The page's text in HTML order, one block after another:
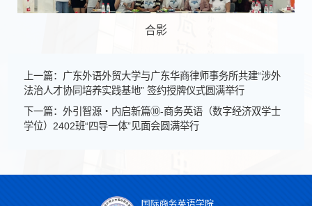
合影
上一篇：广东外语外贸大学与广东华商律师事务所共建“涉外
法治人才协同培养实践基地” 签约授牌仪式圆满举行‍
下一篇：外引智源・内启新篇⑩-商务英语（数字经济双学士
学位）2402班“四导一体”见面会圆满举行